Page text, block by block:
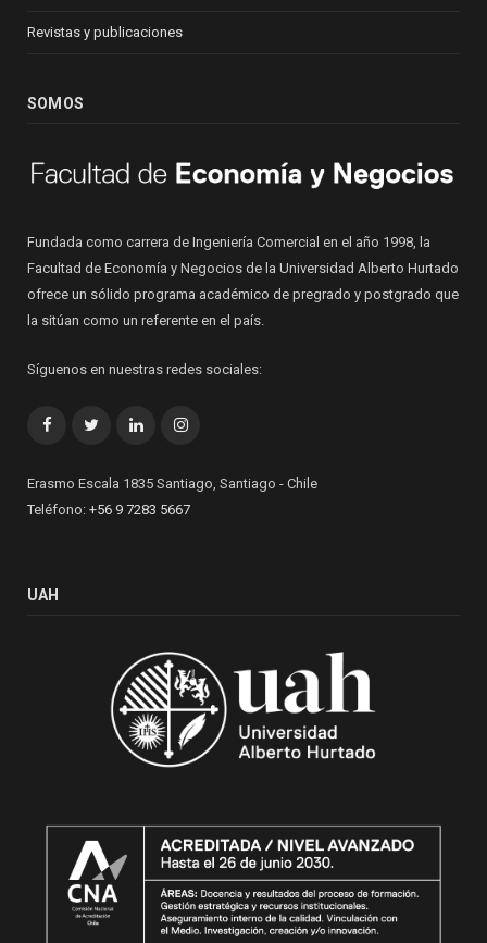
Revistas y publicaciones
SOMOS
Fundada como carrera de Ingeniería Comercial en el año 1998, la
Facultad de Economía y Negocios de la Universidad Alberto Hurtado
ofrece un sólido programa académico de pregrado y postgrado que
la sitúan como un referente en el país.
Síguenos en nuestras redes sociales:
FacebookTwitterLinkedInInstagram
Erasmo Escala 1835 Santiago, Santiago - Chile
Teléfono: +56 9 7283 5667
UAH